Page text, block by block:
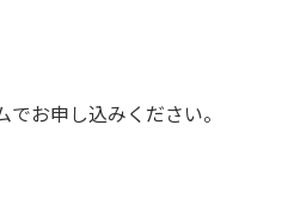
お申し込みください。